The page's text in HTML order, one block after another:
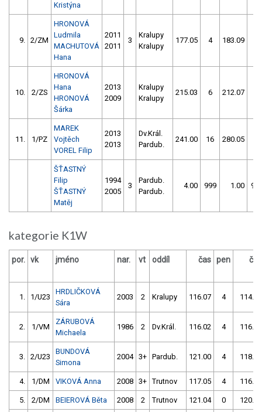
Kristýna
9. 2/ZM
HRONOVÁ
Ludmila
MACHUTOVÁ
Hana
2011
2011
3
Kralupy
Kralupy
177.05 4 183.09
10. 2/ZS
HRONOVÁ
Hana
HRONOVÁ
Šárka
2013
2009
Kralupy
Kralupy
215.03 6 212.07
11. 1/PZ
MAREK
Vojtěch
VOREL Filip
2013
2013
Dv.Král.
Pardub.
241.00 16 280.05
ŠŤASTNÝ
Filip
ŠŤASTNÝ
Matěj
1994
2005
3
Pardub.
Pardub.
4.00 999 1.00
kategorie K1W
por. vk jméno nar. vt oddíl čas pen čas
1. 1/U23
HRDLIČKOVÁ
Sára
2003 2 Kralupy 116.07 4 114.09
2. 1/VM
ZÁRUBOVÁ
Michaela
1986 2 Dv.Král. 116.02 4 116.00
3. 2/U23
BUNDOVÁ
Simona
2004 3+ Pardub. 121.00 4 118.08
4. 1/DM VIKOVÁ Anna 2008 3+ Trutnov 117.05 4 116.04
5. 2/DM BEIEROVÁ Běta 2008 2 Trutnov 121.04 0 120.09